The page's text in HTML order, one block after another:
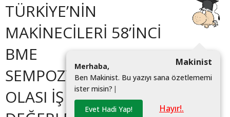
TÜRKİYE’NİN
MAKİNECİLERİ 58’İNCİ
BME
SEMPOZYUMUNDA
OLASI İŞ BİRLİKLERİNİ
Makinist
Merhaba,
Ben Makinist. Bu yazıyı sana özetlememi
ister misin? |
Evet Hadi Yap! Hayır!.